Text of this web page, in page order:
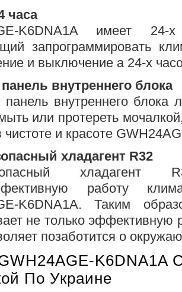
часа
K6DNA1A имеет 24-
запрограммировать
и выключение а 24-х
внутреннего блока
внутреннего блока
или протереть
чистоте и красоте
хладагент R32
хладагент
работу
K6DNA1A. Таким
не только эффективную
позаботится о
K6DNA1A
По Украине